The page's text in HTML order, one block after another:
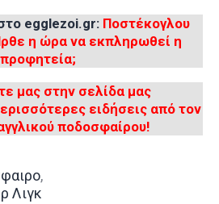
egglezoi.gr: Ποστέκογλου
η ώρα να εκπληρωθεί η
προφητεία;
μας στην σελίδα μας
ειδήσεις από τον
ποδοσφαίρου!
,
Λιγκ